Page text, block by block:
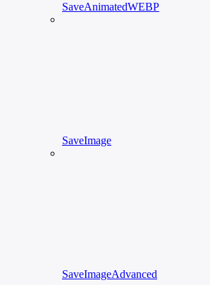
SaveAnimatedWEBP
SaveImage
SaveImageAdvanced